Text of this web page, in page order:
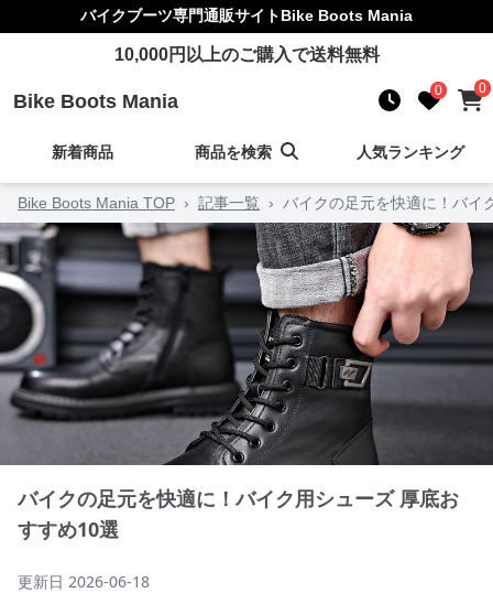
バイクブーツ専門通販サイトBike Boots Mania
10,000円以上のご購入で送料無料
Bike Boots Mania 0 0
新着商品 商品を検索 人気ランキング
Bike Boots Mania TOP › 記事一覧 › バイクの足元を快適に！バイ
バイクの足元を快適に！バイク用シューズ 厚底お
すすめ10選
更新日 2026-06-18